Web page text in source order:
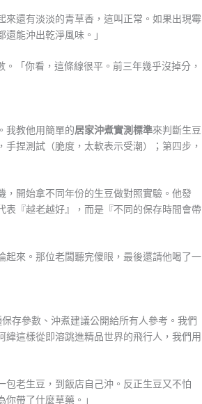
來還有淡淡的青草香，這叫正常。如果出現霉
能沖出乾淨風味。」
「你看，這條線很平。前三年幾乎沒掉分，
我教他用簡單的居家沖煮實測標準來判斷生豆
捏測試（脆度，太軟表示受潮）；第四步，
，開始拿不同年份的生豆做對照實驗。他發
『越老越好』，而是『不同的保存時間會帶
來。那位老闆聽完傻眼，最後還請他喝了一
存參數、沖煮建議公開給所有人參考。我們
這樣從即溶跳進精品世界的飛行人，我們用
老生豆，到飯店自己沖。反正生豆又不怕
帶了什麼草藥。」